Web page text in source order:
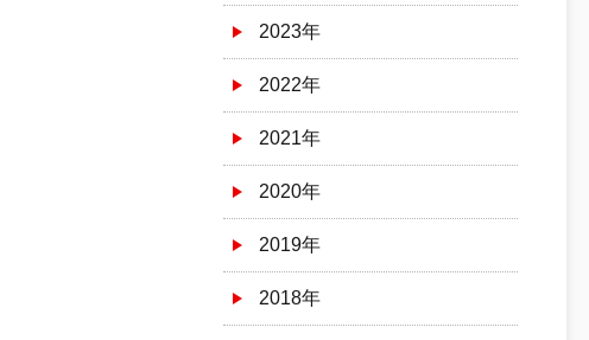
2023年
2022年
2021年
2020年
2019年
2018年